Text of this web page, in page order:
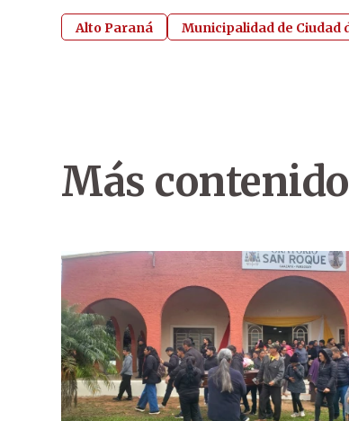
Alto Paraná Municipalidad de Ciudad
Más